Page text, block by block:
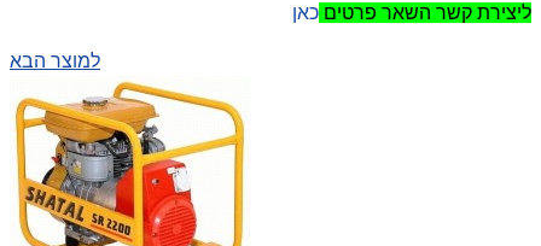
ליצירת קשר השאר פרטים כאן
למוצר הבא